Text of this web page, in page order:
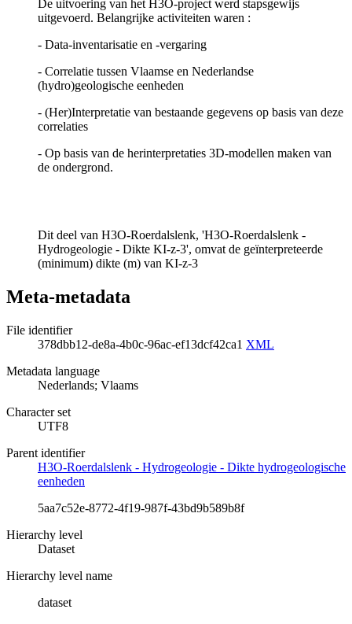
De uitvoering van het H3O-project werd stapsgewijs
uitgevoerd. Belangrijke activiteiten waren :
- Data-inventarisatie en -vergaring
- Correlatie tussen Vlaamse en Nederlandse
(hydro)geologische eenheden
- (Her)Interpretatie van bestaande gegevens op basis van deze
correlaties
- Op basis van de herinterpretaties 3D-modellen maken van
de ondergrond.
Dit deel van H3O-Roerdalslenk, 'H3O-Roerdalslenk -
Hydrogeologie - Dikte KI-z-3', omvat de geïnterpreteerde
(minimum) dikte (m) van KI-z-3
Meta-metadata
File identifier
378dbb12-de8a-4b0c-96ac-ef13dcf42ca1 XML
Metadata language
Nederlands; Vlaams
Character set
UTF8
Parent identifier
H3O-Roerdalslenk - Hydrogeologie - Dikte hydrogeologische
eenheden
5aa7c52e-8772-4f19-987f-43bd9b589b8f
Hierarchy level
Dataset
Hierarchy level name
dataset